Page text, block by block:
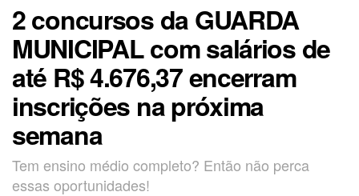
2 concursos da GUARDA
MUNICIPAL com salários de
até R$ 4.676,37 encerram
inscrições na próxima
semana
Tem ensino médio completo? Então não perca
essas oportunidades!